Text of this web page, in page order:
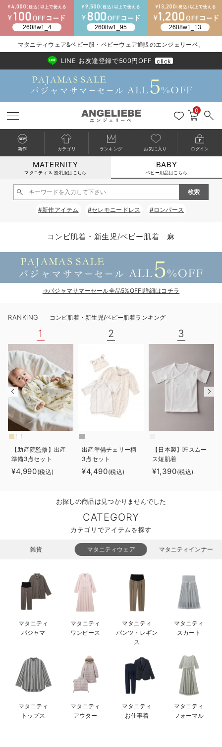
新生児服全て
ベビー服全て
ロンパース・カバーオール
ベビー ブルマ
ベビー スカート
ベビー アウター
ベビー セットアップ
スタイ・よだれかけ（新生児・ベビー）
ベビー帽子（新生児・乳児）
新生児スリーパー・ベビーパジャマ
ベビー リュック
ベビー 小物
シーズンアイテム全て
ベビー・新生児 寝具全て
ベビーベッド・布団 （ベビー・新生児）
ベビー 雑貨全て
ベビーチェア（ハイローチェア）・ベビーラック
ベビー 雑貨 小物
ベビー安全グッズ
メモリアルグッズ
授乳・調乳・お食事
哺乳瓶
赤ちゃん 洗剤・洗濯用品・お掃除
赤ちゃん お風呂・ベビースキンケア
おむつ関連グッズ
お出かけグッズ全て
ベビー｜季節の特集全て
猛暑からベビーを守るひんやりグッズ
ベビーの動物なりきり特集
ベビー 夏のお役立ちグッズ特集
袴ロンパース特集
アウトレット全て
【アウトレット】ワンピース
【アウトレット】パジャマ
【アウトレット】インナー
特集全て
抗菌防臭加工
コットン素材
Tシャツブラ
ブラトップ
親子セット
快適機能ウェア特集 トップス
快適機能ウェア特集 ボトムス
快適機能ウェア特集 パジャマ
erbaviva（エルバビーバ）
安心の日本製。先輩ママが買ってよかった！本当に必要な出産準備品
買って正解！高評価レビューアイテム
冬に可愛いニットがお得！
親子コーデ｜ママとベビーにおすすめ！
便利な育児家電
Gift Selection 出産祝い
保育園・入園準備特集
ファルスカ
デロンギ
再入荷全て
再入荷｜インナー
戻る
送料無料アイテム全て
ワンピース
スカート
パジャマ
戻る
ブラキャミ おまとめ
戻る
【37周年祭セール】
【37周年祭セール】
戻る
気温差別オススメア
【15℃】3月下旬～
戻る
動きやすく着回しで
戻る
強撚スムース(コスパ
戻る
マタニティウェア
【おまとめ割】パジ
戻る
こだわりの履き心地
カジュアル
オフィス
戻る
ジャケット派
きれいめ美脚パンツ派
ツィード派
セットアップ派
戻る
出産準備応援割全て
マタニティパジャマ
戻る
【オフィスカジュア
戻る
レギンスタイプ
戻る
【フォーマル】ワン
戻る
【ベビー】長袖
戻る
ハンカチ
短肌着
セット
戻る
快適ウェア10%OFF
快適ウェア10%OFF
戻る
春のマタニティワン
セットアップ・ レイ
ジャンパースカート/
ワーク・オフィス
フォーマル / オケー
戻る
Gift Selection 出産
〜3,000円（税込）
10,001円（税込）〜
女の子におススメの
定番ギフト
かわいくておもしろ
何枚あっても嬉しい
長く使えるアイテム
お部屋映えアイテム
戻る
冬の冷え対策インナ
薄くてあったか
保温&リカバリー
レギンス・タイツ
あったか度◎
戻る
入院準備の持ち物チ
入院してすぐ使うグ
戻る
冬のあったか特集全て
【冬のあったか特集
【冬のあったか特集
マタニティウェア&ベビー服・ベビーウェア通販のエンジェリーベ。
2026/NewArrival
送料495円(一部地域を除く) 7,700円以上で送料無料
LINE お友達登録で500円OFF click
0
新作 カテゴリ ランキング お気に入り ログイン
MATERNITY
マタニティ & 授乳服はこちら
BABY
ベビー用品はこちら
#新作アイテム #セレモニードレス #ロンパース
コンビ肌着・新生児/ベビー肌着 麻
→パジャマサマーセール全品5%OFF!詳細はコチラ
RANKING コンビ肌着・新生児/ベビー肌着ランキング
1
【助産院監修】出産
準備3点セット
¥4,990(税込)
2
出産準備チェリー柄
3点セット
¥4,490(税込)
3
【日本製】匠スムー
ス短肌着
¥1,390(税込)
お探しの商品は見つかりませんでした
CATEGORY
カテゴリでアイテムを探す
雑貨 マタニティウェア マタニティインナー
マタニティ
パジャマ
マタニティ
ワンピース
マタニティ
パンツ・レギン
ス
マタニティ
スカート
マタニティ
トップス
マタニティ
アウター
マタニティ
お仕事着
マタニティ
フォーマル
カートに入れる
閉じる